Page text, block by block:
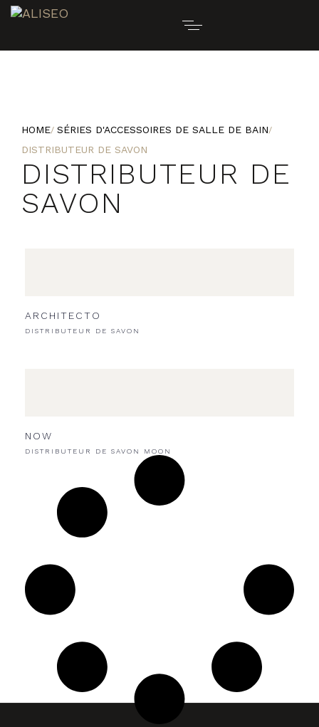
HOME SÉRIES D'ACCESSOIRES DE SALLE DE BAIN
DISTRIBUTEUR DE SAVON
DISTRIBUTEUR DE
SAVON
ARCHITECTO
DISTRIBUTEUR DE SAVON
NOW
DISTRIBUTEUR DE SAVON MOON